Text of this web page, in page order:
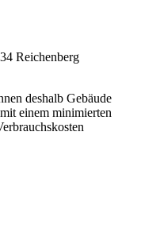
Reichenberg
deshalb Gebäude
einem minimierten